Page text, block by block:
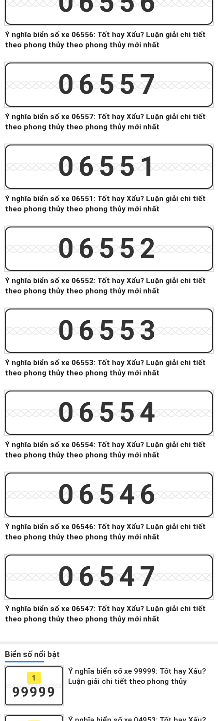
Ý nghĩa biển số xe 06556: Tốt hay Xấu? Luận giải chi tiết
theo phong thủy theo phong thủy mới nhất
06557
Ý nghĩa biển số xe 06557: Tốt hay Xấu? Luận giải chi tiết
theo phong thủy theo phong thủy mới nhất
06551
Ý nghĩa biển số xe 06551: Tốt hay Xấu? Luận giải chi tiết
theo phong thủy theo phong thủy mới nhất
06552
Ý nghĩa biển số xe 06552: Tốt hay Xấu? Luận giải chi tiết
theo phong thủy theo phong thủy mới nhất
06553
Ý nghĩa biển số xe 06553: Tốt hay Xấu? Luận giải chi tiết
theo phong thủy theo phong thủy mới nhất
06554
Ý nghĩa biển số xe 06554: Tốt hay Xấu? Luận giải chi tiết
theo phong thủy theo phong thủy mới nhất
06546
Ý nghĩa biển số xe 06546: Tốt hay Xấu? Luận giải chi tiết
theo phong thủy theo phong thủy mới nhất
06547
Ý nghĩa biển số xe 06547: Tốt hay Xấu? Luận giải chi tiết
theo phong thủy theo phong thủy mới nhất
Biển số nổi bật
1
99999
Ý nghĩa biển số xe 99999: Tốt hay Xấu?
Luận giải chi tiết theo phong thủy